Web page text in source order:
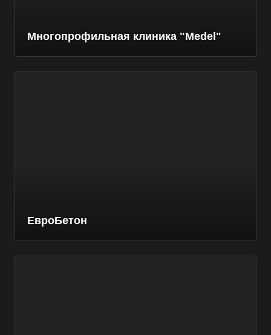
Многопрофильная клиника "Medel"
ЕвроБетон